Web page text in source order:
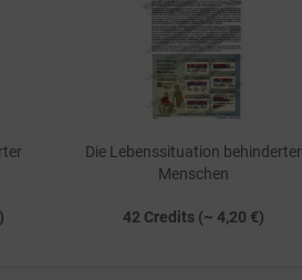
Die Lebenssituation behinderter
Menschen
42 Credits (~ 4,20 €)